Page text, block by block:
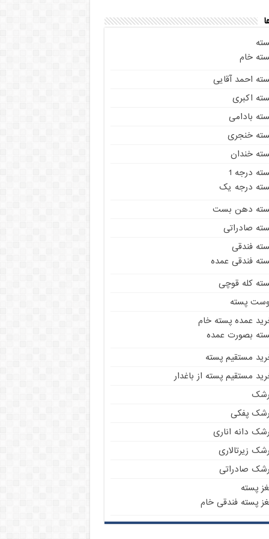
خام
احمد آقایی
اکبری
بادامی
خنجری
خندان
درجه 1
درجه یک
دهن بست
صادراتی
فندقی
فندقی عمده
کله قوچی
پسته
عمده پسته خام
بصورت عمده
مستقیم پسته
مستقیم پسته از باغدار
پفکی
دانه اناری
زیرتالاری
صادراتی
پسته
پسته فندقی خام